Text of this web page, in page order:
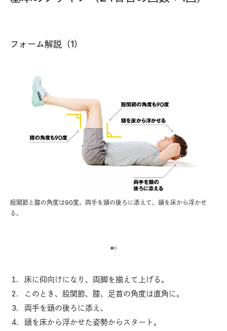
フォーム解説（1）
股関節と膝の角度は90度。両手を頭の後ろに添えて、頭を床から浮かせ
る。
床に仰向けになり、両脚を揃えて上げる。
このとき、股関節、膝、足首の角度は直角に。
両手を頭の後ろに添え、
頭を床から浮かせた姿勢からスタート。